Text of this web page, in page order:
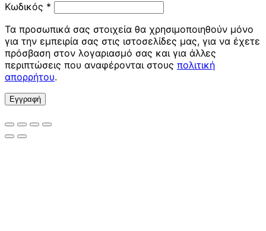
Κωδικός *
Τα προσωπικά σας στοιχεία θα χρησιμοποιηθούν μόνο
για την εμπειρία σας στις ιστοσελίδες μας, για να έχετε
πρόσβαση στον λογαριασμό σας και για άλλες
περιπτώσεις που αναφέρονται στους πολιτική
απορρήτου.
Εγγραφή